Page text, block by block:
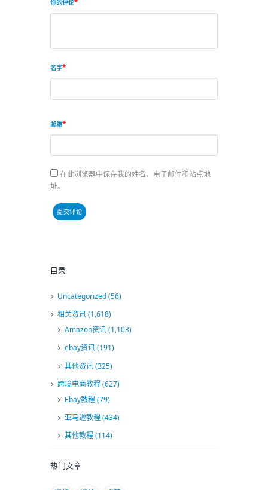
你的评论
名字
邮箱
在此浏览器中保存我的姓名、电子邮件和站点地
址。
目录
Uncategorized(56)
相关资讯(1,618)
Amazon资讯(1,103)
ebay资讯(191)
其他资讯(325)
跨境电商教程(627)
Ebay教程(79)
亚马逊教程(434)
其他教程(114)
热门文章